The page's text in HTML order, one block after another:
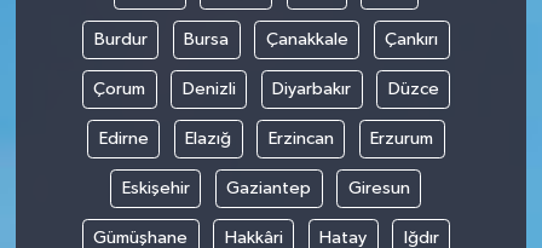
Burdur Bursa Çanakkale Çankırı
Çorum Denizli Diyarbakır Düzce
Edirne Elazığ Erzincan Erzurum
Eskişehir Gaziantep Giresun
Gümüşhane Hakkâri Hatay Iğdır